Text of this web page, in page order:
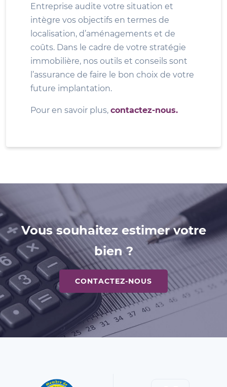
Entreprise audite votre situation et
intègre vos objectifs en termes de
localisation, d’aménagements et de
coûts. Dans le cadre de votre stratégie
immobilière, nos outils et conseils sont
l’assurance de faire le bon choix de votre
future implantation.
Pour en savoir plus, contactez-nous.
Vous souhaitez estimer votre
bien ?
CONTACTEZ-NOUS